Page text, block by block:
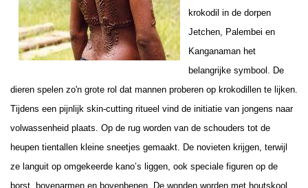
krokodil in de dorpen
Jetchen, Palembei en
Kanganaman het
belangrijke symbool. De
dieren spelen zo'n grote rol dat mannen proberen op krokodillen te lijken.
Tijdens een pijnlijk skin-cutting ritueel vind de initiatie van jongens naar
volwassenheid plaats. Op de rug worden van de schouders tot de
heupen tientallen kleine sneetjes gemaakt. De novieten krijgen, terwijl
ze languit op omgekeerde kano’s liggen, ook speciale figuren op de
borst, bovenarmen en bovenbenen. De wonden worden met houtskool,